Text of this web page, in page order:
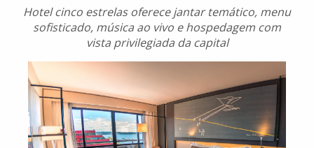
Hotel cinco estrelas oferece jantar temático, menu
sofisticado, música ao vivo e hospedagem com
vista privilegiada da capital